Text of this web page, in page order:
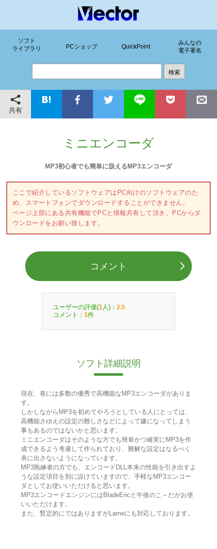
ソフト
ライブラリ
PCショップ QuickPoint
みんなの
電子署名
共有
ミニエンコーダ
MP3初心者でも簡単に扱えるMP3エンコーダ
ここで紹介しているソフトウェアはPC向けのソフトウェアのた
め、スマートフォンでダウンロードすることができません。
ページ上部にある共有機能でPCと情報共有して頂き、PCからダ
ウンロードをお願い致します。
コメント
ユーザーの評価(1 人)： 2.5
コメント： 1件
ソフト詳細説明
現在、巷には多数の優秀で高機能なMP3エンコーダがありま
す。
しかしながらMP3を初めてやろうとしている人にとっては、
高機能さゆえの設定の難しさなどによって嫌になってしまう
事もあるのではないかと思います。
ミニエンコーダはそのような方でも簡単かつ確実にMP3を作
成できるよう考慮して作られており、難解な設定はなるべく
表に出さないようになっています。
MP3熟練者の方でも、エンコードDLL本来の性能を引き出すよ
うな設定項目を別に設けていますので、手軽なMP3エンコー
ダとしてお使いいただけると思います。
MP3エンコードエンジンにはBladeEncと午後のこ～だがお使
いいただけます。
また、暫定的にではありますがLameにも対応しております。